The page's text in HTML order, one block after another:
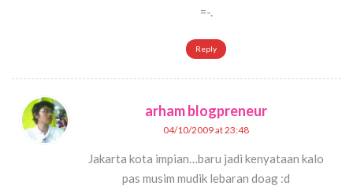
=-.
Reply
arham blogpreneur
04/10/2009 at 23:48
Jakarta kota impian…baru jadi kenyataan kalo
pas musim mudik lebaran doag :d